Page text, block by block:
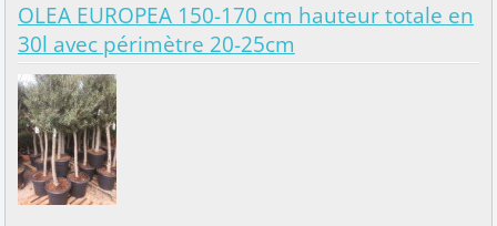
OLEA EUROPEA 150-170 cm hauteur totale en
30l avec périmètre 20-25cm